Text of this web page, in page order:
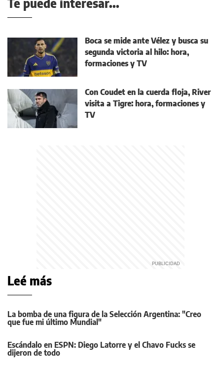
Te puede interesar...
Boca se mide ante Vélez y busca su
segunda victoria al hilo: hora,
formaciones y TV
Con Coudet en la cuerda floja, River
visita a Tigre: hora, formaciones y
TV
Leé más
La bomba de una figura de la Selección Argentina: "Creo
que fue mi último Mundial"
Escándalo en ESPN: Diego Latorre y el Chavo Fucks se
dijeron de todo